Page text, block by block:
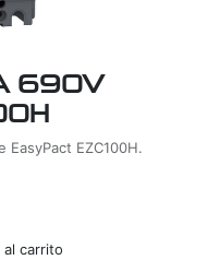
690V
EZC100H.
carrito